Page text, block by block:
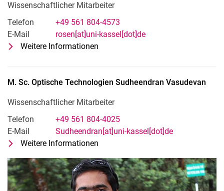
Wissenschaftlicher Mitarbeiter
Telefon
+49 561 804-4573
E-Mail
rosen[at]uni-kassel[dot]de
Weitere Informationen
M. Sc. Optische Technologien Sudheendran Vasudevan
Wissenschaftlicher Mitarbeiter
Telefon
+49 561 804-4025
E-Mail
Sudheendran[at]uni-kassel[dot]de
Weitere Informationen